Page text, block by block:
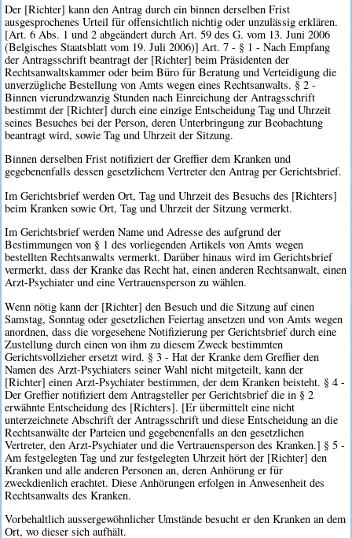
Der [Richter] kann den Antrag durch ein binnen derselben Frist
ausgesprochenes Urteil für offensichtlich nichtig oder unzulässig erklären.
[Art. 6 Abs. 1 und 2 abgeändert durch Art. 59 des G. vom 13. Juni 2006
(Belgisches Staatsblatt vom 19. Juli 2006)] Art. 7 - § 1 - Nach Empfang
der Antragsschrift beantragt der [Richter] beim Präsidenten der
Rechtsanwaltskammer oder beim Büro für Beratung und Verteidigung die
unverzügliche Bestellung von Amts wegen eines Rechtsanwalts. § 2 -
Binnen vierundzwanzig Stunden nach Einreichung der Antragsschrift
bestimmt der [Richter] durch eine einzige Entscheidung Tag und Uhrzeit
seines Besuches bei der Person, deren Unterbringung zur Beobachtung
beantragt wird, sowie Tag und Uhrzeit der Sitzung.
Binnen derselben Frist notifiziert der Greffier dem Kranken und
gegebenenfalls dessen gesetzlichem Vertreter den Antrag per Gerichtsbrief.
Im Gerichtsbrief werden Ort, Tag und Uhrzeit des Besuchs des [Richters]
beim Kranken sowie Ort, Tag und Uhrzeit der Sitzung vermerkt.
Im Gerichtsbrief werden Name und Adresse des aufgrund der
Bestimmungen von § 1 des vorliegenden Artikels von Amts wegen
bestellten Rechtsanwalts vermerkt. Darüber hinaus wird im Gerichtsbrief
vermerkt, dass der Kranke das Recht hat, einen anderen Rechtsanwalt, einen
Arzt-Psychiater und eine Vertrauensperson zu wählen.
Wenn nötig kann der [Richter] den Besuch und die Sitzung auf einen
Samstag, Sonntag oder gesetzlichen Feiertag ansetzen und von Amts wegen
anordnen, dass die vorgesehene Notifizierung per Gerichtsbrief durch eine
Zustellung durch einen von ihm zu diesem Zweck bestimmten
Gerichtsvollzieher ersetzt wird. § 3 - Hat der Kranke dem Greffier den
Namen des Arzt-Psychiaters seiner Wahl nicht mitgeteilt, kann der
[Richter] einen Arzt-Psychiater bestimmen, der dem Kranken beisteht. § 4 -
Der Greffier notifiziert dem Antragsteller per Gerichtsbrief die in § 2
erwähnte Entscheidung des [Richters]. [Er übermittelt eine nicht
unterzeichnete Abschrift der Antragsschrift und diese Entscheidung an die
Rechtsanwälte der Parteien und gegebenenfalls an den gesetzlichen
Vertreter, den Arzt-Psychiater und die Vertrauensperson des Kranken.] § 5 -
Am festgelegten Tag und zur festgelegten Uhrzeit hört der [Richter] den
Kranken und alle anderen Personen an, deren Anhörung er für
zweckdienlich erachtet. Diese Anhörungen erfolgen in Anwesenheit des
Rechtsanwalts des Kranken.
Vorbehaltlich aussergewöhnlicher Umstände besucht er den Kranken an dem
Ort, wo dieser sich aufhält.